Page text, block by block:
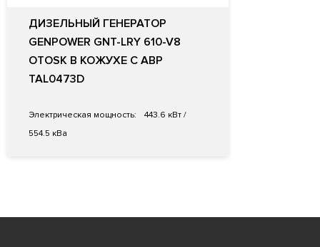
ДИЗЕЛЬНЫЙ ГЕНЕРАТОР
GENPOWER GNT-LRY 610-V8
OTOSK В КОЖУХЕ С АВР
TAL0473D
Электрическая мощность:
443.6 кВт /
554.5 кВа